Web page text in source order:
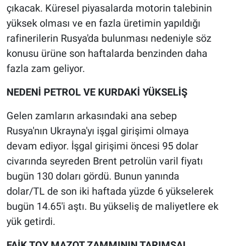
çıkacak. Küresel piyasalarda motorin talebinin
yüksek olması ve en fazla üretimin yapıldığı
rafinerilerin Rusya'da bulunması nedeniyle söz
konusu ürüne son haftalarda benzinden daha
fazla zam geliyor.
NEDENİ PETROL VE KURDAKİ YÜKSELİŞ
Gelen zamların arkasındaki ana sebep
Rusya'nın Ukrayna'yı işgal girişimi olmaya
devam ediyor. İşgal girişimi öncesi 95 dolar
civarında seyreden Brent petrolün varil fiyatı
bugün 130 doları gördü. Bunun yanında
dolar/TL de son iki haftada yüzde 6 yükselerek
bugün 14.65'i aştı. Bu yükseliş de maliyetlere ek
yük getirdi.